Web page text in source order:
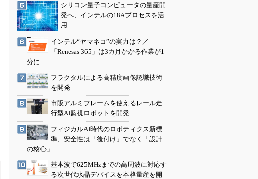
シリコン量子コンピュータの量産開
発へ、インテルの18Aプロセスを活
用
インテル“ヤマネコ”の実力は？／
「Renesas 365」は3カ月かかる作業が1
分に
フラクタルによる高精度画像認識技術
を開発
市販アルミフレームを使えるレール走
行型AI監視ロボットを開発
フィジカルAI時代のロボティクス新標
準、安全性は「後付け」でなく「設計
の核心」
基本波で625MHzまでの高周波に対応す
る次世代水晶デバイスを本格量産を開